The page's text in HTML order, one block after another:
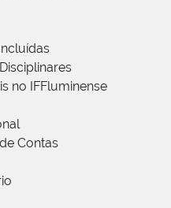
no IFFluminense
Contas